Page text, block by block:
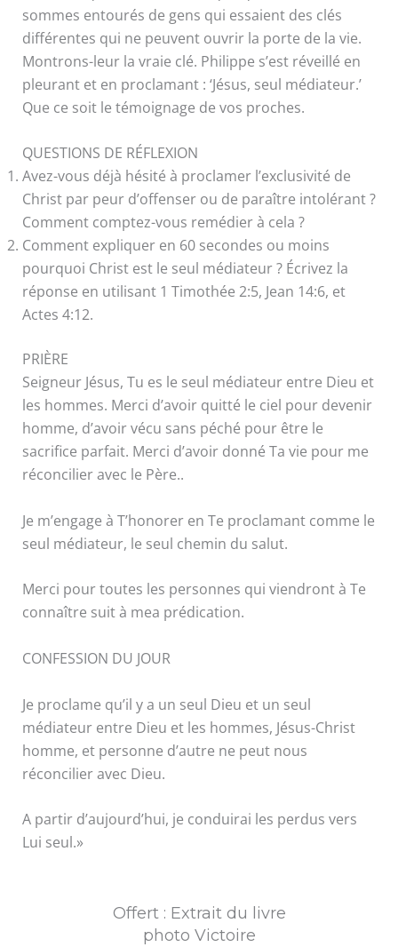
sommes entourés de gens qui essaient des clés
différentes qui ne peuvent ouvrir la porte de la vie.
Montrons-leur la vraie clé. Philippe s’est réveillé en
pleurant et en proclamant : ‘Jésus, seul médiateur.’
Que ce soit le témoignage de vos proches.
QUESTIONS DE RÉFLEXION
Avez-vous déjà hésité à proclamer l’exclusivité de
Christ par peur d’offenser ou de paraître intolérant ?
Comment comptez-vous remédier à cela ?
Comment expliquer en 60 secondes ou moins
pourquoi Christ est le seul médiateur ? Écrivez la
réponse en utilisant 1 Timothée 2:5, Jean 14:6, et
Actes 4:12.
PRIÈRE
Seigneur Jésus, Tu es le seul médiateur entre Dieu et
les hommes. Merci d’avoir quitté le ciel pour devenir
homme, d’avoir vécu sans péché pour être le
sacrifice parfait. Merci d’avoir donné Ta vie pour me
réconcilier avec le Père..
Je m’engage à T’honorer en Te proclamant comme le
seul médiateur, le seul chemin du salut.
Merci pour toutes les personnes qui viendront à Te
connaître suit à mea prédication.
CONFESSION DU JOUR
Je proclame qu’il y a un seul Dieu et un seul
médiateur entre Dieu et les hommes, Jésus-Christ
homme, et personne d’autre ne peut nous
réconcilier avec Dieu.
A partir d’aujourd’hui, je conduirai les perdus vers
Lui seul.»
Offert : Extrait du livre
photo Victoire